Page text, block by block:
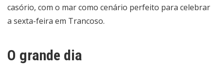
casório, com o mar como cenário perfeito para celebrar
a sexta-feira em Trancoso.
O grande dia